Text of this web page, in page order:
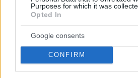
Purposes for which it was
Opted In
Google consents
CONFIRM
φυλάκισαν τον Μπασάνο και
ναύτες του…
Ο Μπασάνο,
πέθανε στο Ναύπλιο το